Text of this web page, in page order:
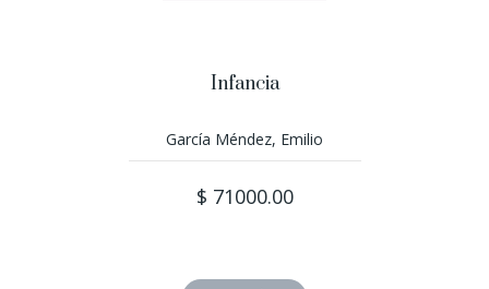
Infancia
García Méndez, Emilio
$ 71000.00